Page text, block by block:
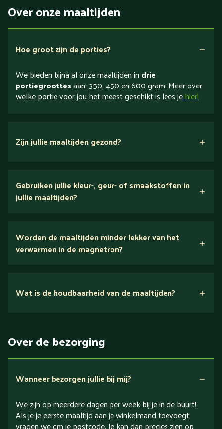
Over onze maaltijden
Hoe groot zijn de porties?
We bieden bijna al onze maaltijden in drie
portiegroottesaan: 350, 450 en 600 gram. Meer over
welke portie voor jou het meest geschikt is lees jehier!
Zijn jullie maaltijden gezond?
voedingsexperts
Verlaagd in koolhydraten
Verlaagd in zout
Gebruiken jullie kleur-, geur- of smaakstoffen in
jullie maaltijden?
Worden de maaltijden minder lekker van het
verwarmen in de magnetron?
Wat is de houdbaarheid van de maaltijden?
Over de bezorging
Wanneer bezorgen jullie bij mij?
We zijn op meerdere dagen per week bij je in de buurt!
Als je je eerste maaltijd aan je winkelmand toevoegt,
vragen we om je postcode. Je kan dan precies zien op